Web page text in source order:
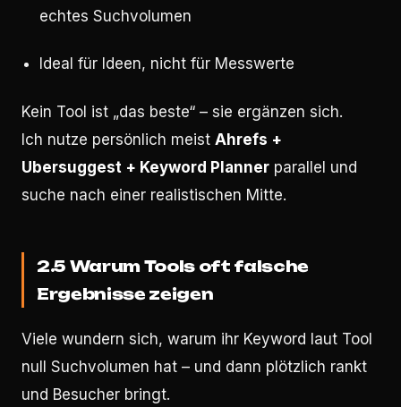
echtes Suchvolumen
Ideal für Ideen, nicht für Messwerte
Kein Tool ist „das beste“ – sie ergänzen sich.
Ich nutze persönlich meist Ahrefs +
Ubersuggest + Keyword Planner parallel und
suche nach einer realistischen Mitte.
2.5 Warum Tools oft falsche
Ergebnisse zeigen
Viele wundern sich, warum ihr Keyword laut Tool
null Suchvolumen hat – und dann plötzlich rankt
und Besucher bringt.